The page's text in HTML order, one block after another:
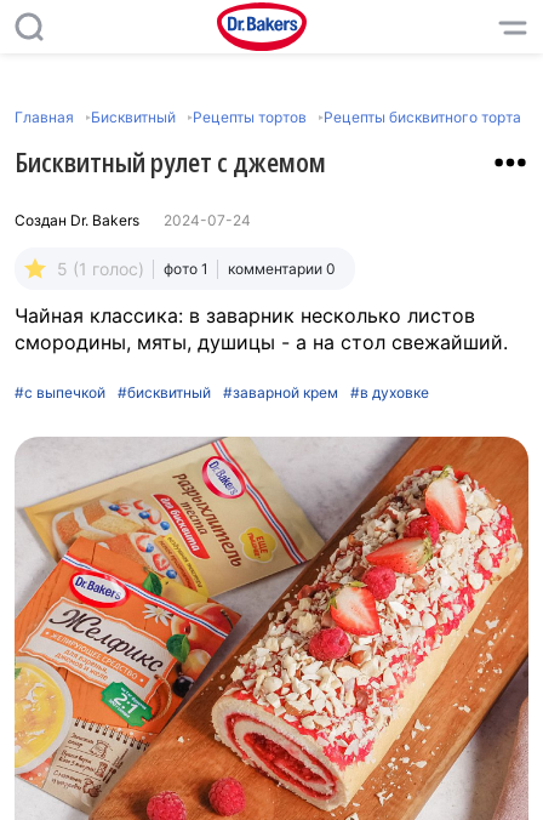
Главная Бисквитный Рецепты тортов Рецепты бисквитного торта
Бисквитный рулет с джемом
Создан Dr. Bakers 2024-07-24
5 (1 голос) фото 1 комментарии 0
Чайная классика: в заварник несколько листов
смородины, мяты, душицы - а на стол свежайший.
#с выпечкой #бисквитный #заварной крем #в духовке